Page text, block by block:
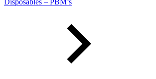
Disposables – PBM’s